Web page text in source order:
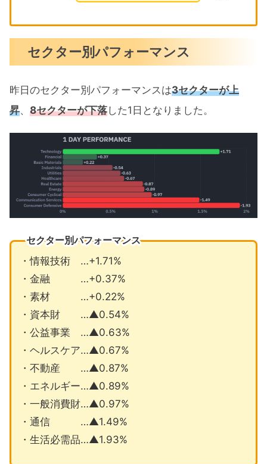
セクター別パフォーマンス
昨日のセクター別パフォーマンスは3セクターが上
昇、 8セクターが下落した1日となりました。
セクター別パフォーマンス
・情報技術 …+1.71%
・金融 …+0.37%
・素材 …+0.22%
・資本財 …▲0.54%
・公益事業 …▲0.63%
・ヘルスケア…▲0.67%
・不動産 …▲0.87%
・エネルギー…▲0.89%
・一般消費財…▲0.97%
・通信 …▲1.49%
・生活必需品…▲1.93%